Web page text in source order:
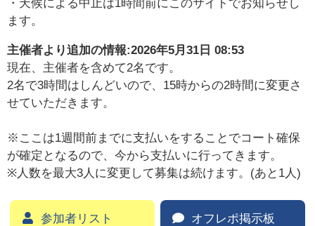
・天候による中止は1時間前にこのサイトでお知らせし
ます。
主催者より追加の情報:2026年5月31日 08:53
現在、主催者を含めて2名です。
2名で3時間はしんどいので、15時からの2時間に変更さ
せていただきます。
※ここは1週間前までに支払いをすることでコート確保
が確定となるので、今から支払いに行ってきます。
※人数を最大3人に変更して募集は続けます。(あと1人)
参加者リスト オフレポ掲示板